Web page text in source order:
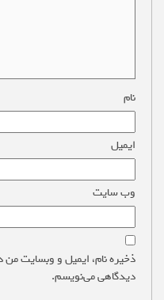
نام
ایمیل
وب‌ سایت
ذخیره نام، ایمیل و وبسایت من
دیدگاهی می‌نویسم.